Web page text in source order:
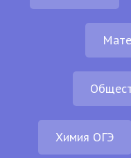
Химия ОГЭ